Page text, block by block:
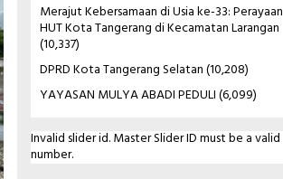
Merajut Kebersamaan di Usia ke-33: Perayaan
HUT Kota Tangerang di Kecamatan Larangan
(10,337)
DPRD Kota Tangerang Selatan(10,208)
YAYASAN MULYA ABADI PEDULI(6,099)
Invalid slider id. Master Slider ID must be a valid
number.